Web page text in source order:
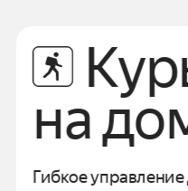
на
Гибкое управление